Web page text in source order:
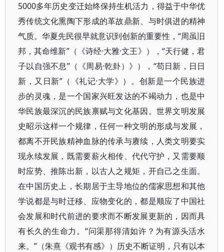
5000多年历史变迁始终保持生机活力，得益于中华优
秀传统文化熏陶下形成的革故鼎新、与时俱进的精神
气质。华夏先民很早就意识到创新的重要性，“周虽旧
邦，其命维新”（《诗经·大雅·文王》），“天行健，君
子以自强不息”（《周易·乾卦）》），“苟日新，日日
新，又日新”（《礼记·大学》）。创新是一个民族进
步的灵魂，是一个国家兴旺发达的不竭动力，也是中
华民族最深沉的民族禀赋与文化基因。世界文明发展
史昭示这样一个规律，任何一种文明的形成与发展，
都离不开民族精神血脉的传承与赓续，人类文明要实
现永续发展，既需要薪火相传、代代守护，又需要顺
时应势、推陈出新，以古人之规矩，开自己之生面。
在中国历史上，长期居于主导地位的儒家思想和其他
学说都是与时迁移、应物变化的，都是顺应了中国社
会发展和时代前进的要求而不断发展更新的，因而具
有长久的生命力。“问渠那得清如许？为有源头活水
来。”（朱熹《观书有感》）历史不断证明，只有以本